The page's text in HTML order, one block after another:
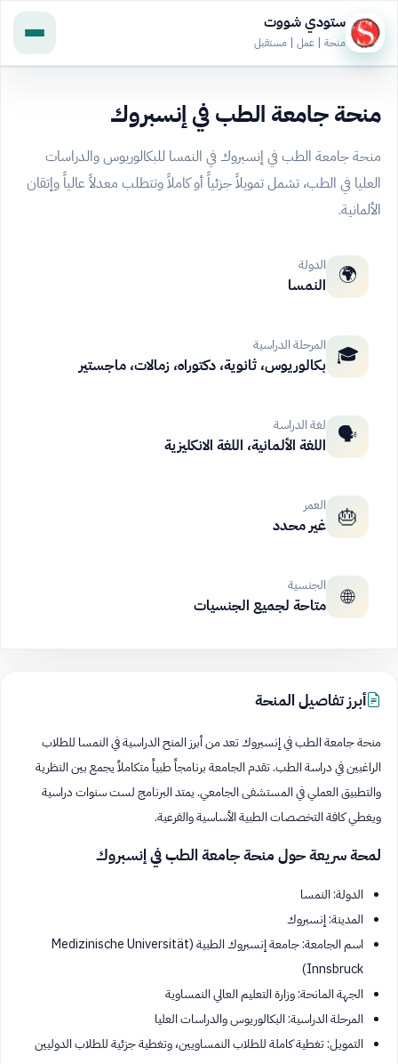
ستودي شووت
منحة | عمل | مستقبل
منحة جامعة الطب في إنسبروك
منحة جامعة الطب في إنسبروك في النمسا للبكالوريوس والدراسات
العليا في الطب، تشمل تمويلاً جزئياً أو كاملاً وتتطلب معدلاً عالياً وإتقان
الألمانية.
🌍 الدولة
النمسا
🎓 المرحلة الدراسية
بكالوريوس، ثانوية، دكتوراه، زمالات، ماجستير
🗣️ لغة الدراسة
اللغة الألمانية، اللغة الانكليزية
🎂 العمر
غير محدد
🌐 الجنسية
متاحة لجميع الجنسيات
أبرز تفاصيل المنحة
منحة جامعة الطب في إنسبروك تعد من أبرز المنح الدراسية في النمسا للطلاب
الراغبين في دراسة الطب. تقدم الجامعة برنامجاً طبياً متكاملاً يجمع بين النظرية
والتطبيق العملي في المستشفى الجامعي. يمتد البرنامج لست سنوات دراسية
ويغطي كافة التخصصات الطبية الأساسية والفرعية.
لمحة سريعة حول منحة جامعة الطب في إنسبروك
الدولة: النمسا
المدينة: إنسبروك
اسم الجامعة: جامعة إنسبروك الطبية (Medizinische Universität
Innsbruck)
الجهة المانحة: وزارة التعليم العالي النمساوية
المرحلة الدراسية: البكالوريوس والدراسات العليا
التمويل: تغطية كاملة للطلاب النمساويين، وتغطية جزئية للطلاب الدوليين